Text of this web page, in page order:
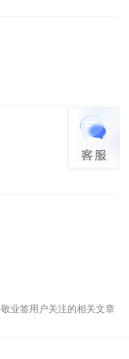
敬业签用户关注的相关文章